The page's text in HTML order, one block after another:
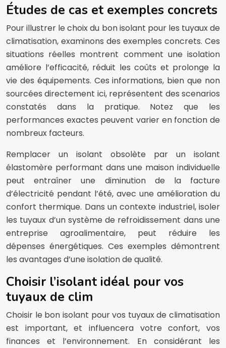
Études de cas et exemples concrets
Pour illustrer le choix du bon isolant pour les tuyaux de
climatisation, examinons des exemples concrets. Ces
situations réelles montrent comment une isolation
améliore l’efficacité, réduit les coûts et prolonge la
vie des équipements. Ces informations, bien que non
sourcées directement ici, représentent des scenarios
constatés dans la pratique. Notez que les
performances exactes peuvent varier en fonction de
nombreux facteurs.
Remplacer un isolant obsolète par un isolant
élastomère performant dans une maison individuelle
peut entraîner une diminution de la facture
d’électricité pendant l’été, avec une amélioration du
confort thermique. Dans un contexte industriel, isoler
les tuyaux d’un système de refroidissement dans une
entreprise agroalimentaire, peut réduire les
dépenses énergétiques. Ces exemples démontrent
les avantages d’une isolation de qualité.
Choisir l’isolant idéal pour vos
tuyaux de clim
Choisir le bon isolant pour vos tuyaux de climatisation
est important, et influencera votre confort, vos
finances et l’environnement. En considérant les